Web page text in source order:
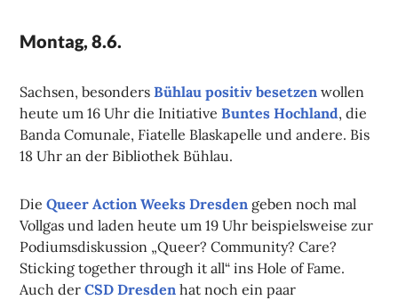
Montag, 8.6.
Sachsen, besondersBühlau positiv besetzen wollen
heute um 16 Uhr die InitiativeBuntes Hochland, die
Banda Comunale, Fiatelle Blaskapelle und andere. Bis
18 Uhr an der Bibliothek Bühlau.
DieQueer Action Weeks Dresden geben noch mal
Vollgas und laden heute um 19 Uhr beispielsweise zur
Podiumsdiskussion „Queer? Community? Care?
Sticking together through it all“ ins Hole of Fame.
Auch derCSD Dresden hat noch ein paar